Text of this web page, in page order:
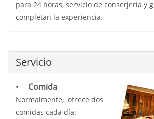
para 24 horas, servicio de conserjería y
completan la experiencia.
Servicio
• Comida
Normalmente, ofrece dos
comidas cada día: